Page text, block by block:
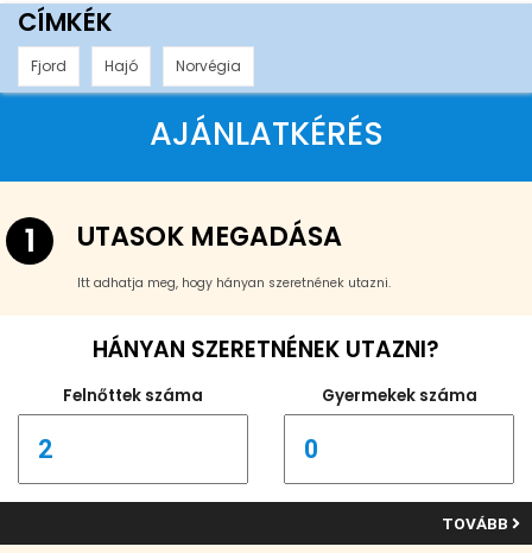
CÍMKÉK
Fjord Hajó Norvégia
AJÁNLATKÉRÉS
1 UTASOK MEGADÁSA
Itt adhatja meg, hogy hányan szeretnének utazni.
HÁNYAN SZERETNÉNEK UTAZNI?
Felnőttek száma Gyermekek száma
TOVÁBB